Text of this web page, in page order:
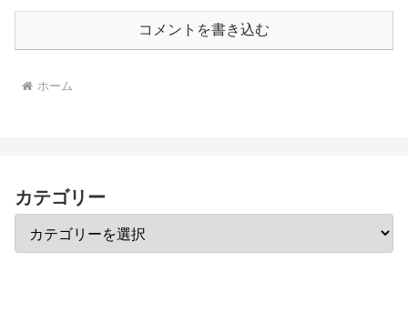
コメントを書き込む
ホーム
カテゴリー